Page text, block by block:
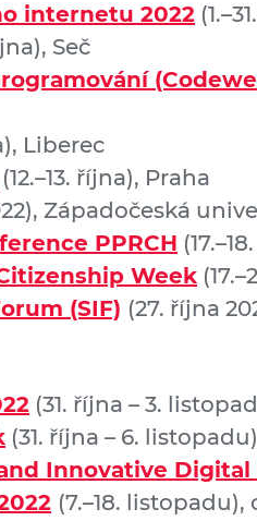
internetu 2022
Seč
Liberec
(12.–13. října), Praha
Západočeská
PPRCH
Week
(SIF) (27. října
(31. října – 3.
(31. října – 6.
Innovative
(7.–18. listopadu),